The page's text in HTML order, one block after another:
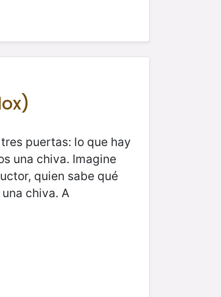
puertas: lo que hay
una chiva. Imagine
quien sabe qué
chiva. A